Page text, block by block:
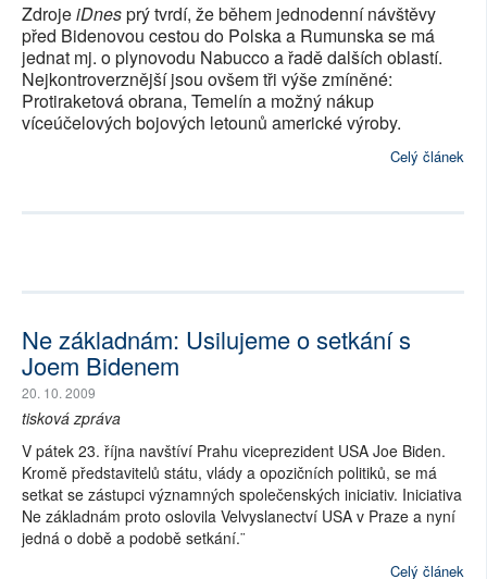
ZdrojeiDnesprý tvrdí, že během jednodenní návštěvy
před Bidenovou cestou do Polska a Rumunska se má
jednat mj. o plynovodu Nabucco a řadě dalších oblastí.
Nejkontroverznější jsou ovšem tři výše zmíněné:
Protiraketová obrana, Temelín a možný nákup
víceúčelových bojových letounů americké výroby.
Celý článek
Ne základnám: Usilujeme o setkání s
Joem Bidenem
20. 10. 2009
tisková zpráva
V pátek 23. října navštíví Prahu viceprezident USA Joe Biden.
Kromě představitelů státu, vlády a opozičních politiků, se má
setkat se zástupci významných společenských iniciativ. Iniciativa
Ne základnám proto oslovila Velvyslanectví USA v Praze a nyní
jedná o době a podobě setkání.¨
Celý článek